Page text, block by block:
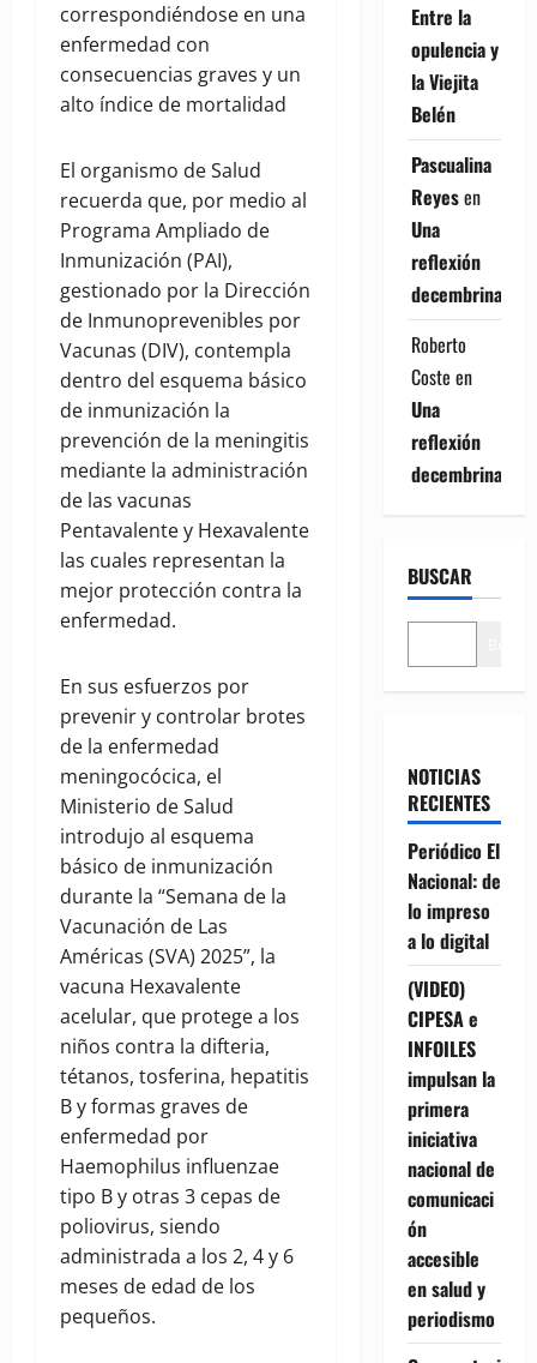
correspondiéndose en una
enfermedad con
consecuencias graves y un
alto índice de mortalidad
El organismo de Salud
recuerda que, por medio al
Programa Ampliado de
Inmunización (PAI),
gestionado por la Dirección
de Inmunoprevenibles por
Vacunas (DIV), contempla
dentro del esquema básico
de inmunización la
prevención de la meningitis
mediante la administración
de las vacunas
Pentavalente y Hexavalente
las cuales representan la
mejor protección contra la
enfermedad.
En sus esfuerzos por
prevenir y controlar brotes
de la enfermedad
meningocócica, el
Ministerio de Salud
introdujo al esquema
básico de inmunización
durante la “Semana de la
Vacunación de Las
Américas (SVA) 2025”, la
vacuna Hexavalente
acelular, que protege a los
niños contra la difteria,
tétanos, tosferina, hepatitis
B y formas graves de
enfermedad por
Haemophilus influenzae
tipo B y otras 3 cepas de
poliovirus, siendo
administrada a los 2, 4 y 6
meses de edad de los
pequeños.
Entre la
opulencia y
la Viejita
Belén
Pascualina
Reyesen
Una
reflexión
decembrina
Roberto
Coste en
Una
reflexión
decembrina
BUSCAR
NOTICIAS
RECIENTES
Periódico El
Nacional: de
lo impreso
a lo digital
(VIDEO)
CIPESA e
INFOILES
impulsan la
primera
iniciativa
nacional de
comunicaci
ón
accesible
en salud y
periodismo